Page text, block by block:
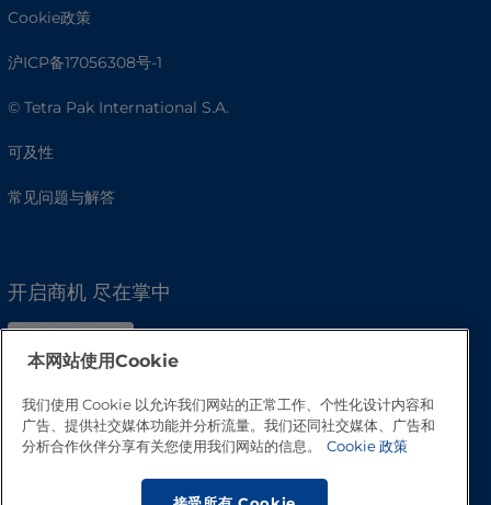
Cookie政策
沪ICP备17056308号-1
© Tetra Pak International S.A.
可及性
常见问题与解答
开启商机 尽在掌中
本网站使用Cookie
我们使用 Cookie 以允许我们网站的正常工作、个性化设计内容和
广告、提供社交媒体功能并分析流量。我们还同社交媒体、广告和
分析合作伙伴分享有关您使用我们网站的信息。
Cookie 政策